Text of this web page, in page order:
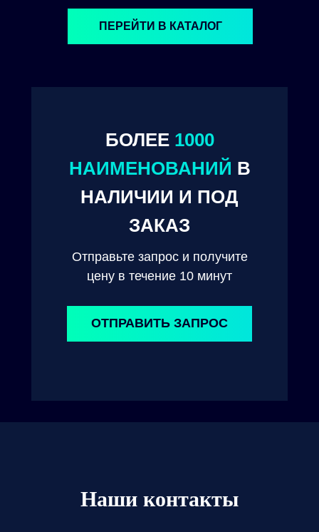
ОТПРАВИТЬ ЗАПРОС
БОЛЕЕ 1000
НАИМЕНОВАНИЙ В
НАЛИЧИИ И ПОД
ЗАКАЗ
Отправьте запрос и получите
цену в течение 10 минут
ПЕРЕЙТИ В КАТАЛОГ
Наши контакты
© 2024. ООО "Технокам Инжиниринг"